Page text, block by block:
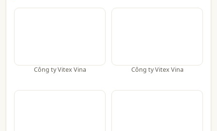
Công ty Vitex Vina Công ty Vitex Vina